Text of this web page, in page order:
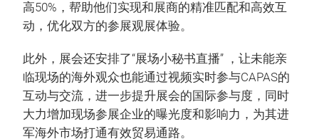
高50%，帮助他们实现和展商的精准匹配和高效互
动，优化双方的参展观展体验。
此外，展会还安排了“展场小秘书直播” ，让未能亲
临现场的海外观众也能通过视频实时参与CAPAS的
互动与交流，进一步提升展会的国际参与度，同时
大力增加现场参展企业的曝光度和影响力，为其进
军海外市场打通有效贸易通路。